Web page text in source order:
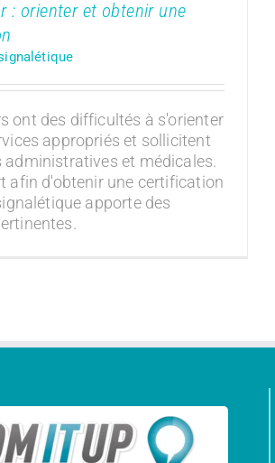
: orienter et obtenir une
ont des difficultés à s'orienter
appropriés et sollicitent
administratives et médicales.
afin d'obtenir une certification
apporte des